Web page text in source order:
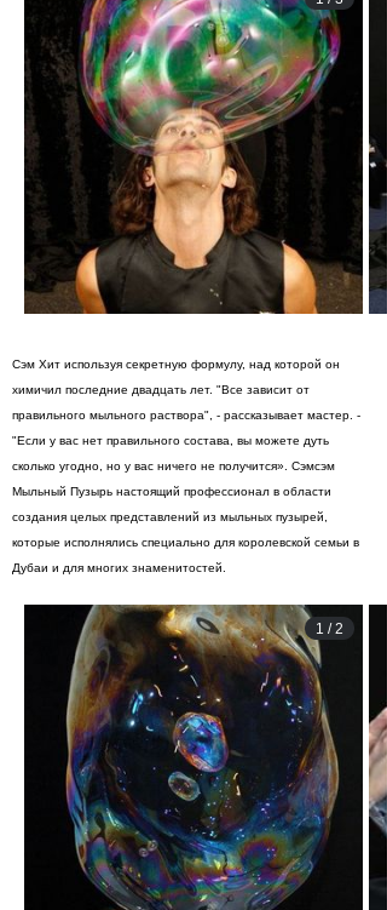
Сэм Хит используя секретную формулу, над которой он
химичил последние двадцать лет. "Все зависит от
правильного мыльного раствора", - рассказывает мастер. -
"Если у вас нет правильного состава, вы можете дуть
сколько угодно, но у вас ничего не получится». Сэмсэм
Мыльный Пузырь настоящий профессионал в области
создания целых представлений из мыльных пузырей,
которые исполнялись специально для королевской семьи в
Дубаи и для многих знаменитостей.
1 /2